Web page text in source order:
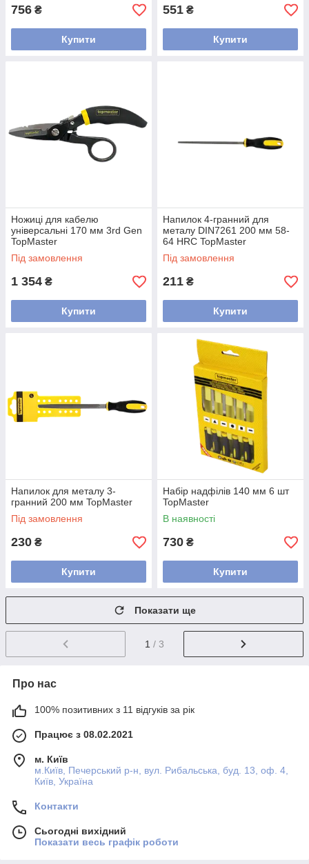
756 ₴
Купити
551 ₴
Купити
Ножиці для кабелю
універсальні 170 мм 3rd Gen
TopMaster
Під замовлення
1 354 ₴
Купити
Напилок 4-гранний для
металу DIN7261 200 мм 58-
64 HRC TopMaster
Під замовлення
211 ₴
Купити
Напилок для металу 3-
гранний 200 мм TopMaster
Під замовлення
230 ₴
Купити
Набір надфілів 140 мм 6 шт
TopMaster
В наявності
730 ₴
Купити
Показати ще
1 / 3
Про нас
100% позитивних з 11 відгуків за рік
Працює з 08.02.2021
м. Київ
м.Київ, Печерський р-н, вул. Рибальська, буд. 13, оф. 4,
Київ, Україна
Контакти
Сьогодні вихідний
Показати весь графік роботи